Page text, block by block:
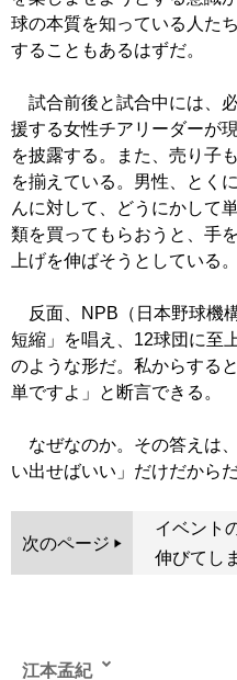
球の本質を知っている人た
することもあるはずだ。
試合前後と試合中には、
援する女性チアリーダーが
を披露する。また、売り子
を揃えている。男性、とく
んに対して、どうにかして
類を買ってもらおうと、手
上げを伸ばそうとしている。
反面、NPB（日本野球機
短縮」を唱え、12球団に至
のような形だ。私からする
単ですよ」と断言できる。
なぜなのか。その答えは
い出せばいい」だけだからだ
次のページ
イベント
伸びてし
江本孟紀